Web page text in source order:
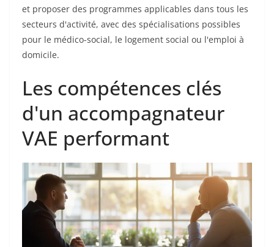
et proposer des programmes applicables dans tous les
secteurs d'activité, avec des spécialisations possibles
pour le médico-social, le logement social ou l'emploi à
domicile.
Les compétences clés
d'un accompagnateur
VAE performant